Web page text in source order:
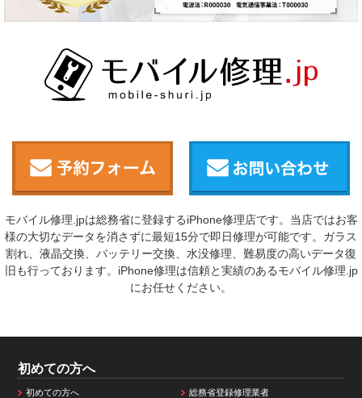
モバイル修理.jpは総務省に登録するiPhone修理店です。当店ではお客
様の大切なデータを消さずに最短15分で即日修理が可能です。ガラス
割れ、液晶交換、バッテリー交換、水没修理、難易度の高いデータ復
旧も行っております。iPhone修理は信頼と実績のあるモバイル修理.jp
にお任せください。
初めての方へ
初めての方へ 総務省登録修理業者